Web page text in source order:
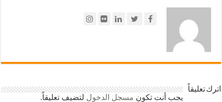
اترك تعليقاً
يجب أنت تكون مسجل الدخول لتضيف تعليقاً.